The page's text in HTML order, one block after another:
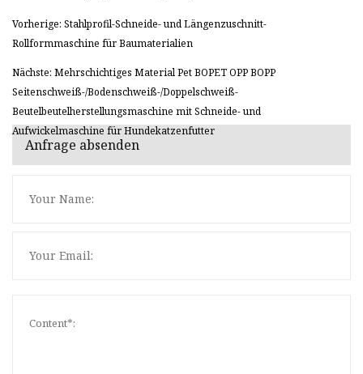
Vorherige: Stahlprofil-Schneide- und Längenzuschnitt-
Rollformmaschine für Baumaterialien
Nächste: Mehrschichtiges Material Pet BOPET OPP BOPP
Seitenschweiß-/Bodenschweiß-/Doppelschweiß-
Beutelbeutelherstellungsmaschine mit Schneide- und
Aufwickelmaschine für Hundekatzenfutter
Anfrage absenden